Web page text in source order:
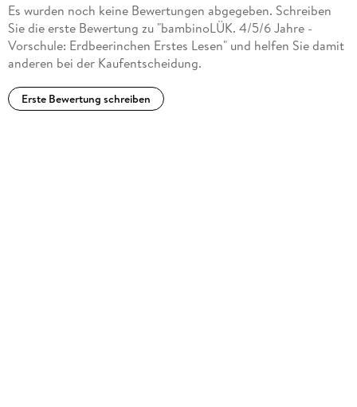
Es wurden noch keine Bewertungen abgegeben. Schreiben
Sie die erste Bewertung zu "bambinoLÜK. 4/5/6 Jahre -
Vorschule: Erdbeerinchen Erstes Lesen" und helfen Sie damit
anderen bei der Kaufentscheidung.
Erste Bewertung schreiben